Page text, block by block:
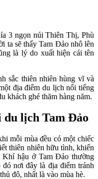
3 ngọn núi Thiên Thị, Phù
ta sẽ thấy Tam Đảo nhô lên
là lý do xuất hiện cái tên
sắc thiên nhiên hùng vĩ và
địa điểm du lịch nổi tiếng
khách ghé thăm hàng năm.
du lịch Tam Đảo
mỗi mùa đều có một chiếc
thiên nhiên hữu tình, khiến
Khí hậu ở Tam Đảo thường
nơi đây là địa điểm tránh
đô, nhất là vào mùa hè.